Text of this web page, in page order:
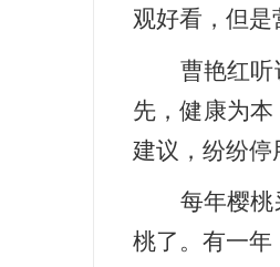
观好看，但是
曹艳红
先，健康为
建议，纷纷停
每年樱
桃了。有一年